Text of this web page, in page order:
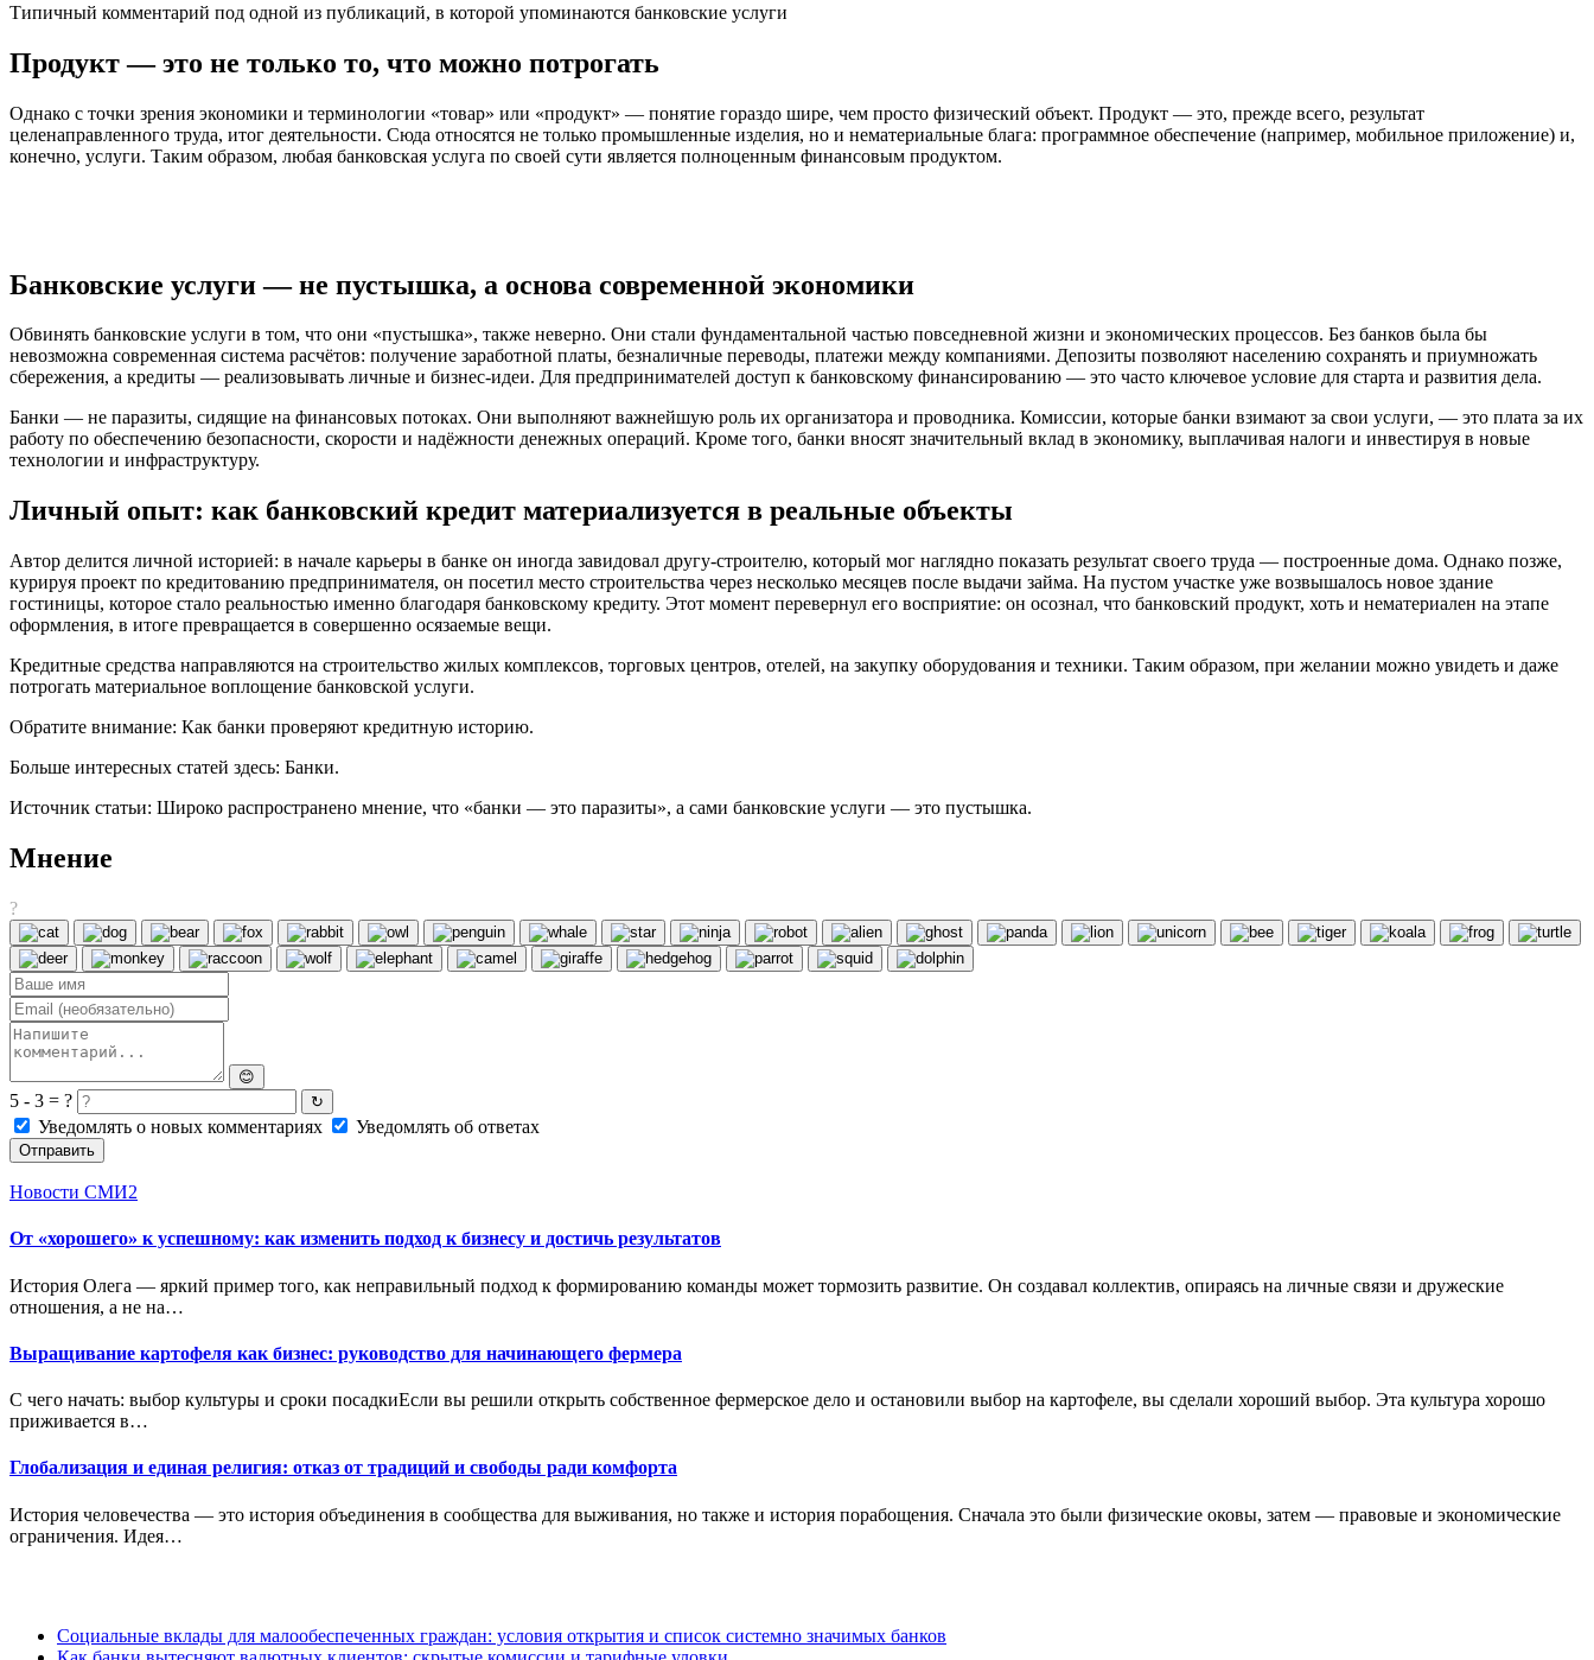
Типичный комментарий под одной из публикаций, в которой упоминаются банковские услуги
Продукт — это не только то, что можно потрогать
Однако с точки зрения экономики и терминологии «товар» или «продукт» — понятие гораздо шире, чем просто физический объект. Продукт — это, прежде всего, результат
целенаправленного труда, итог деятельности. Сюда относятся не только промышленные изделия, но и нематериальные блага: программное обеспечение (например, мобильное приложение) и,
конечно, услуги. Таким образом, любая банковская услуга по своей сути является полноценным финансовым продуктом.
Банковские услуги — не пустышка, а основа современной экономики
Обвинять банковские услуги в том, что они «пустышка», также неверно. Они стали фундаментальной частью повседневной жизни и экономических процессов. Без банков была бы
невозможна современная система расчётов: получение заработной платы, безналичные переводы, платежи между компаниями. Депозиты позволяют населению сохранять и приумножать
сбережения, а кредиты — реализовывать личные и бизнес-идеи. Для предпринимателей доступ к банковскому финансированию — это часто ключевое условие для старта и развития дела.
Банки — не паразиты, сидящие на финансовых потоках. Они выполняют важнейшую роль их организатора и проводника. Комиссии, которые банки взимают за свои услуги, — это плата за их
работу по обеспечению безопасности, скорости и надёжности денежных операций. Кроме того, банки вносят значительный вклад в экономику, выплачивая налоги и инвестируя в новые
технологии и инфраструктуру.
Личный опыт: как банковский кредит материализуется в реальные объекты
Автор делится личной историей: в начале карьеры в банке он иногда завидовал другу-строителю, который мог наглядно показать результат своего труда — построенные дома. Однако позже,
курируя проект по кредитованию предпринимателя, он посетил место строительства через несколько месяцев после выдачи займа. На пустом участке уже возвышалось новое здание
гостиницы, которое стало реальностью именно благодаря банковскому кредиту. Этот момент перевернул его восприятие: он осознал, что банковский продукт, хоть и нематериален на этапе
оформления, в итоге превращается в совершенно осязаемые вещи.
Кредитные средства направляются на строительство жилых комплексов, торговых центров, отелей, на закупку оборудования и техники. Таким образом, при желании можно увидеть и даже
потрогать материальное воплощение банковской услуги.
Обратите внимание: Как банки проверяют кредитную историю.
Больше интересных статей здесь: Банки.
Источник статьи: Широко распространено мнение, что «банки — это паразиты», а сами банковские услуги — это пустышка.
Мнение
?
😊
5 - 3 = ? ↻
Уведомлять о новых комментариях Уведомлять об ответах
Отправить
Новости СМИ2
От «хорошего» к успешному: как изменить подход к бизнесу и достичь результатов
История Олега — яркий пример того, как неправильный подход к формированию команды может тормозить развитие. Он создавал коллектив, опираясь на личные связи и дружеские
отношения, а не на…
Выращивание картофеля как бизнес: руководство для начинающего фермера
С чего начать: выбор культуры и сроки посадкиЕсли вы решили открыть собственное фермерское дело и остановили выбор на картофеле, вы сделали хороший выбор. Эта культура хорошо
приживается в…
Глобализация и единая религия: отказ от традиций и свободы ради комфорта
История человечества — это история объединения в сообщества для выживания, но также и история порабощения. Сначала это были физические оковы, затем — правовые и экономические
ограничения. Идея…
Социальные вклады для малообеспеченных граждан: условия открытия и список системно значимых банков